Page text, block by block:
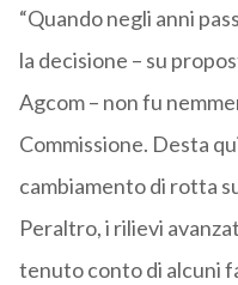
“Quando negli anni
la decisione – su
Agcom – non fu
Commissione. Desta
cambiamento di rotta
Peraltro, i rilievi
tenuto conto di alcuni